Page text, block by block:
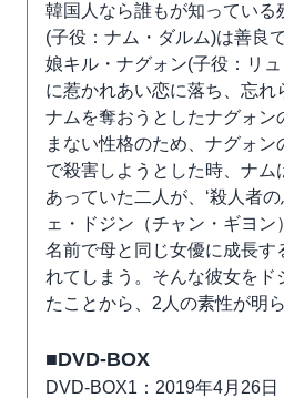
韓国人なら誰もが知ってい
(子役：ナム・ダルム)は善良
娘キル・ナグォン(子役：リ
に惹かれあい恋に落ち、忘
ナムを奪おうとしたナグォ
まない性格のため、ナグォ
で殺害しようとした時、ナ
あっていた二人が、‘殺人者
ェ・ドジン（チャン・ギヨ
名前で母と同じ女優に成長す
れてしまう。そんな彼女を
たことから、2人の素性が明
■DVD-BOX
DVD-BOX1：2019年4月26日